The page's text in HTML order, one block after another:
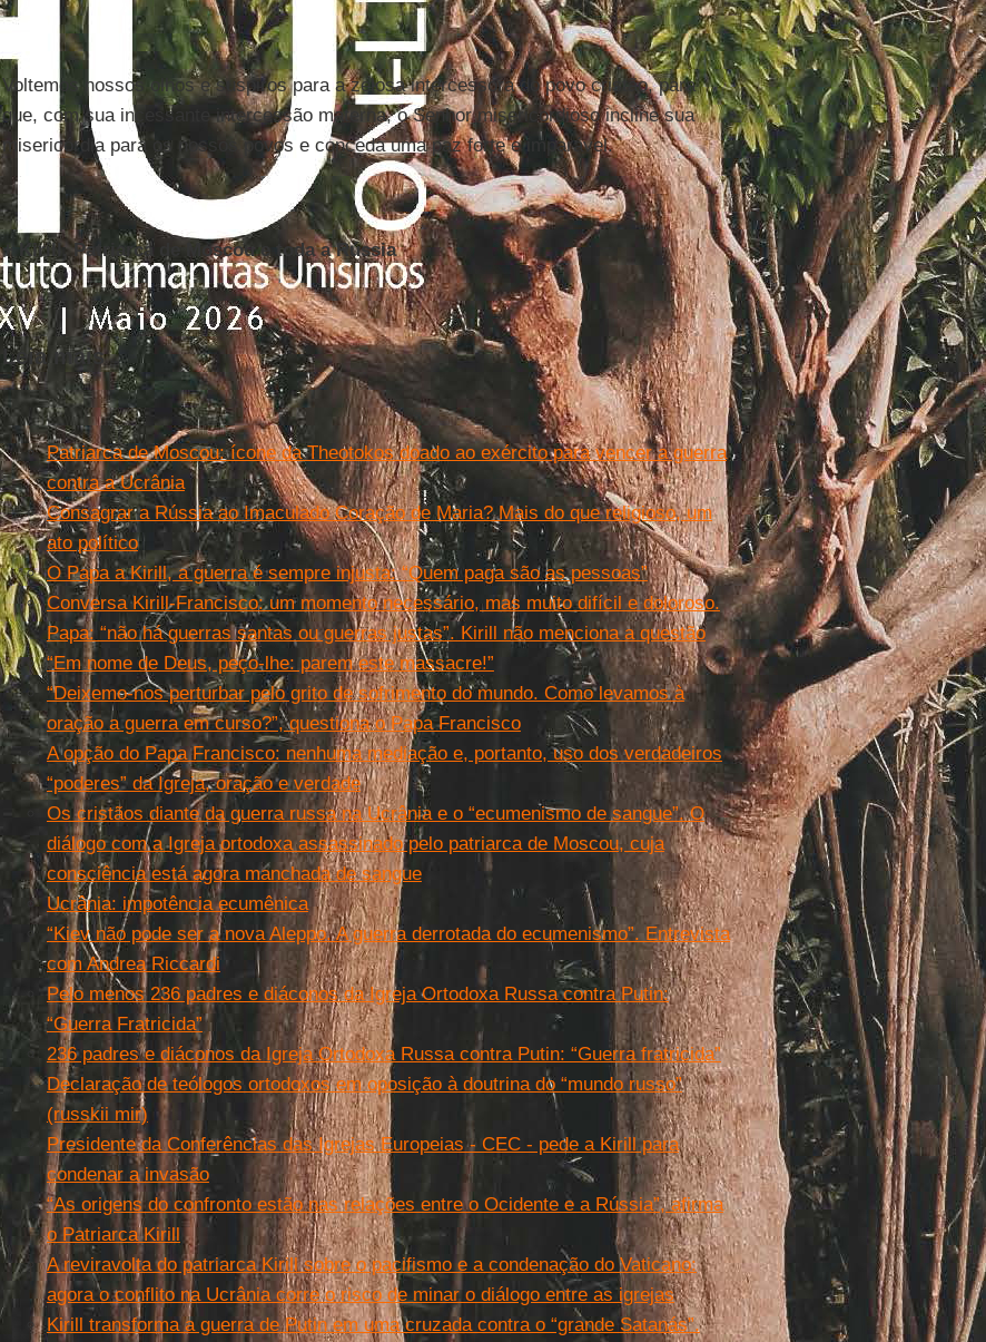
Voltemos nossos olhos e suspiros para a zelosa intercessora do povo cristão, para
que, com sua incessante intercessão materna, o Senhor misericordioso incline sua
misericórdia para os nossos povos e conceda uma paz forte e imparável.
+ Kirill, Patriarca de Moscou e toda a Rússia
Leia mais
Patriarca de Moscou: ícone da Theotokos doado ao exército para vencer a guerra
contra a Ucrânia
Consagrar a Rússia ao Imaculado Coração de Maria? Mais do que religioso, um
ato político
O Papa a Kirill, a guerra é sempre injusta: “Quem paga são as pessoas”
Conversa Kirill-Francisco: um momento necessário, mas muito difícil e doloroso.
Papa: “não há guerras santas ou guerras justas”. Kirill não menciona a questão
“Em nome de Deus, peço-lhe: parem este massacre!”
“Deixemo-nos perturbar pelo grito de sofrimento do mundo. Como levamos à
oração a guerra em curso?”, questiona o Papa Francisco
A opção do Papa Francisco: nenhuma mediação e, portanto, uso dos verdadeiros
“poderes” da Igreja, oração e verdade
Os cristãos diante da guerra russa na Ucrânia e o “ecumenismo de sangue”. O
diálogo com a Igreja ortodoxa assassinado pelo patriarca de Moscou, cuja
consciência está agora manchada de sangue
Ucrânia: impotência ecumênica
“Kiev não pode ser a nova Aleppo. A guerra derrotada do ecumenismo”. Entrevista
com Andrea Riccardi
Pelo menos 236 padres e diáconos da Igreja Ortodoxa Russa contra Putin:
“Guerra Fratricida”
236 padres e diáconos da Igreja Ortodoxa Russa contra Putin: “Guerra fratricida”
Declaração de teólogos ortodoxos em oposição à doutrina do “mundo russo”
(russkii mir)
Presidente da Conferências das Igrejas Europeias - CEC - pede a Kirill para
condenar a invasão
“As origens do confronto estão nas relações entre o Ocidente e a Rússia”, afirma
o Patriarca Kirill
A reviravolta do patriarca Kirill sobre o pacifismo e a condenação do Vaticano:
agora o conflito na Ucrânia corre o risco de minar o diálogo entre as igrejas
Kirill transforma a guerra de Putin em uma cruzada contra o “grande Satanás”.